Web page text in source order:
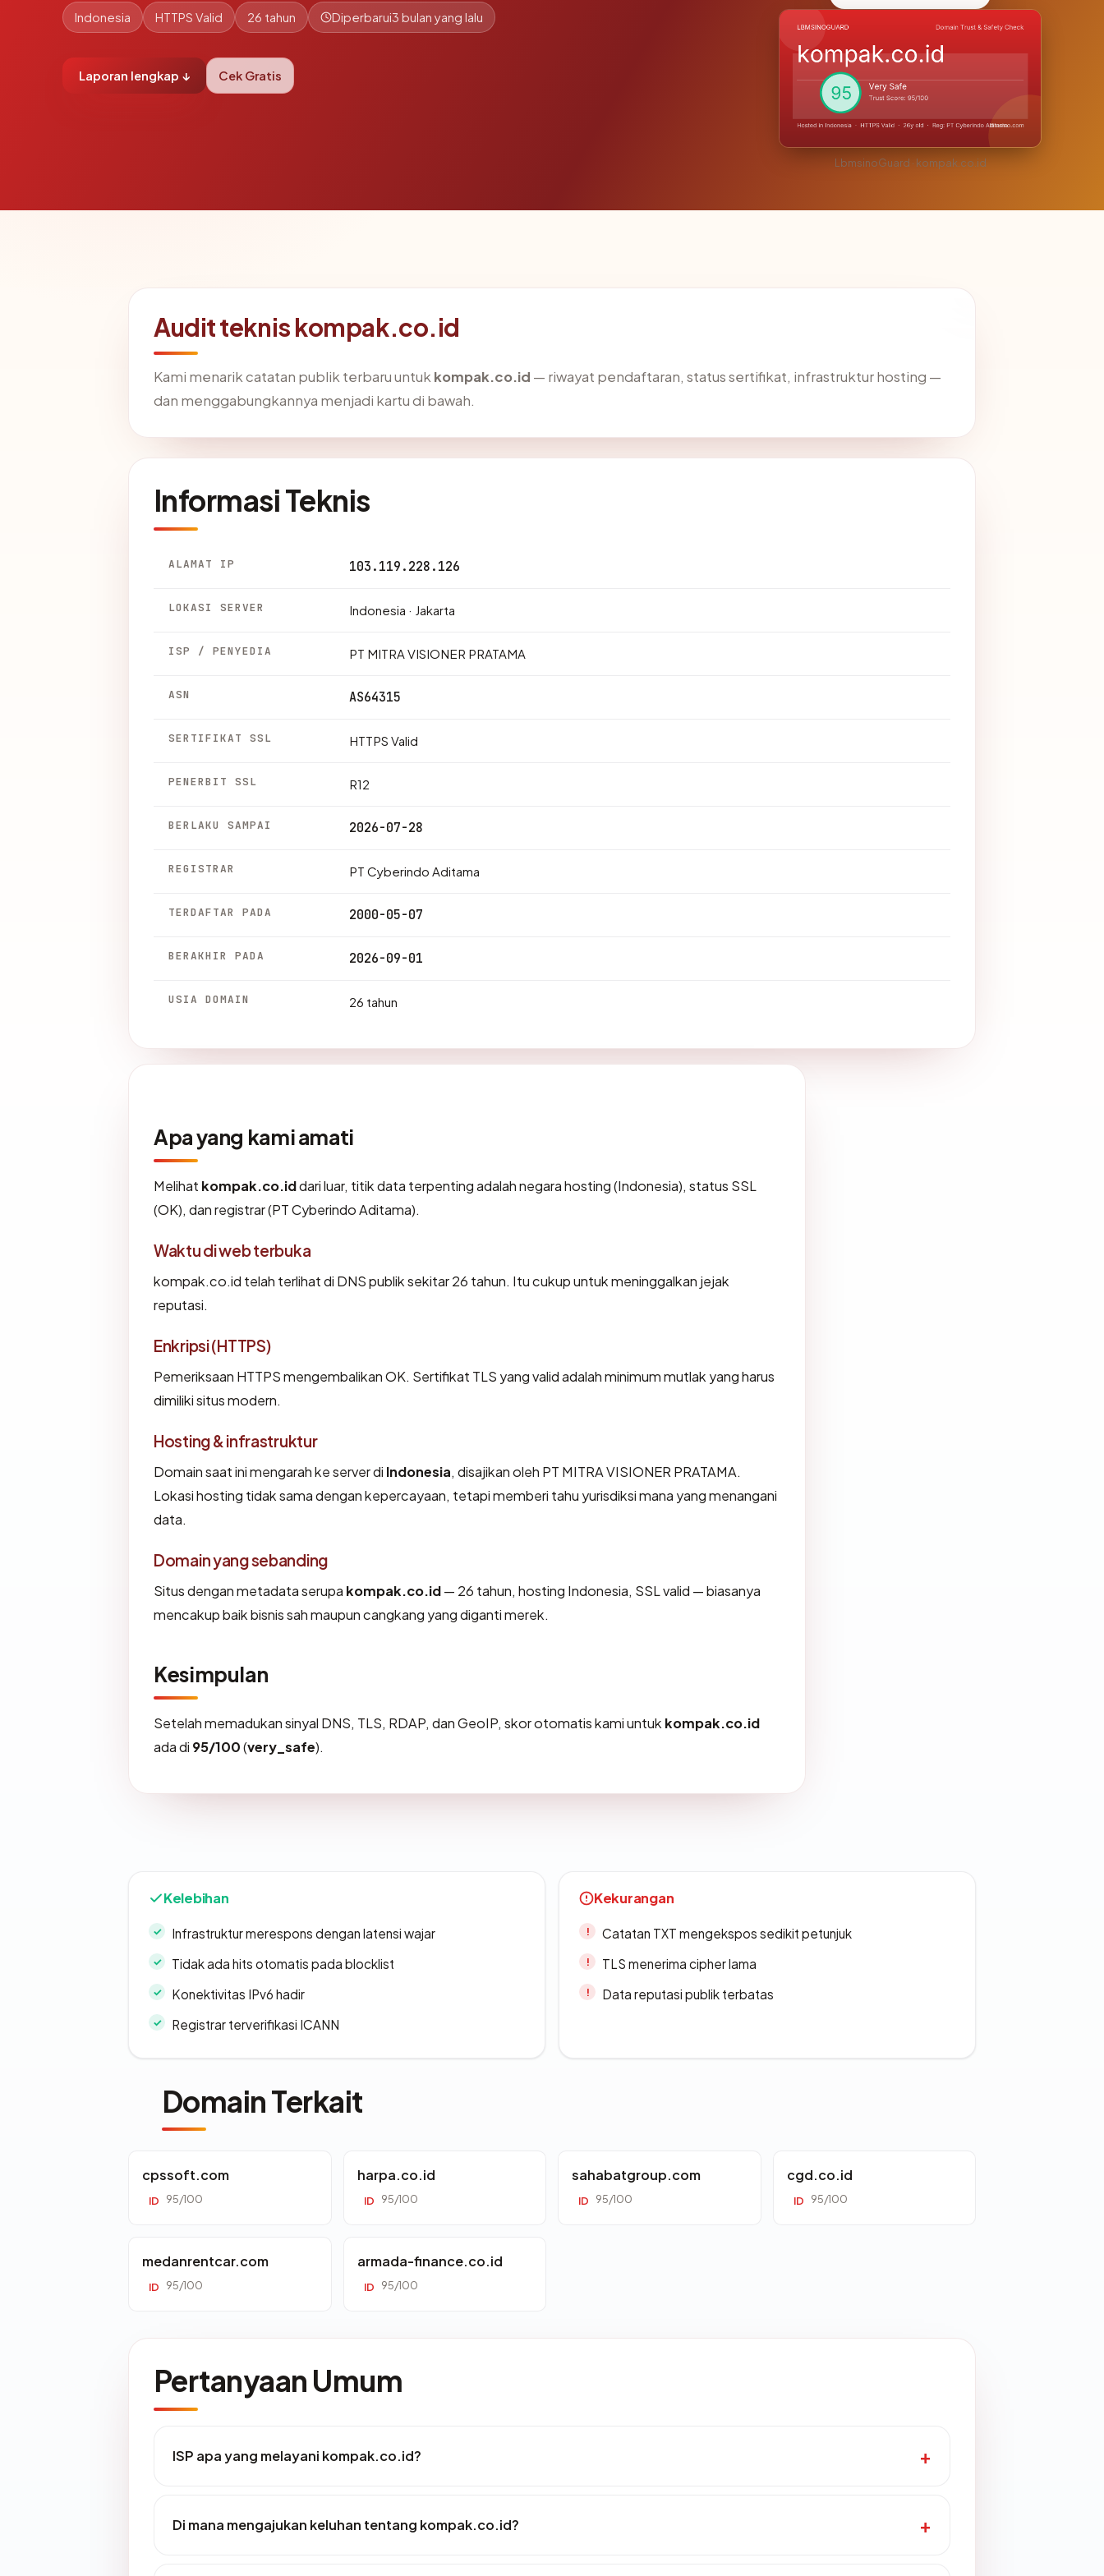
Indonesia HTTPS Valid 26 tahun Diperbarui3 bulan yang lalu
Laporan lengkap ↓ Cek Gratis
LbmsinoGuard · kompak.co.id
Audit teknis kompak.co.id
Kami menarik catatan publik terbaru untuk kompak.co.id — riwayat pendaftaran, status sertifikat, infrastruktur hosting —
dan menggabungkannya menjadi kartu di bawah.
Informasi Teknis
ALAMAT IP 103.119.228.126
LOKASI SERVER Indonesia · Jakarta
ISP / PENYEDIA PT MITRA VISIONER PRATAMA
ASN AS64315
SERTIFIKAT SSL HTTPS Valid
PENERBIT SSL R12
BERLAKU SAMPAI 2026-07-28
REGISTRAR PT Cyberindo Aditama
TERDAFTAR PADA 2000-05-07
BERAKHIR PADA 2026-09-01
USIA DOMAIN 26 tahun
Apa yang kami amati
Melihat kompak.co.iddari luar, titik data terpenting adalah negara hosting (Indonesia), status SSL
(OK), dan registrar (PT Cyberindo Aditama).
Waktu di web terbuka
kompak.co.id telah terlihat di DNS publik sekitar 26 tahun. Itu cukup untuk meninggalkan jejak
reputasi.
Enkripsi (HTTPS)
Pemeriksaan HTTPS mengembalikan OK. Sertifikat TLS yang valid adalah minimum mutlak yang harus
dimiliki situs modern.
Hosting & infrastruktur
Domain saat ini mengarah ke server di Indonesia, disajikan oleh PT MITRA VISIONER PRATAMA.
Lokasi hosting tidak sama dengan kepercayaan, tetapi memberi tahu yurisdiksi mana yang menangani
data.
Domain yang sebanding
Situs dengan metadata serupa kompak.co.id— 26 tahun, hosting Indonesia, SSL valid — biasanya
mencakup baik bisnis sah maupun cangkang yang diganti merek.
Kesimpulan
Setelah memadukan sinyal DNS, TLS, RDAP, dan GeoIP, skor otomatis kami untuk kompak.co.id
ada di 95/100(very_safe).
Kelebihan
Infrastruktur merespons dengan latensi wajar
Tidak ada hits otomatis pada blocklist
Konektivitas IPv6 hadir
Registrar terverifikasi ICANN
Kekurangan
Catatan TXT mengekspos sedikit petunjuk
TLS menerima cipher lama
Data reputasi publik terbatas
Domain Terkait
cpssoft.com
ID 95/100
harpa.co.id
ID 95/100
sahabatgroup.com
ID 95/100
cgd.co.id
ID 95/100
medanrentcar.com
ID 95/100
armada-finance.co.id
ID 95/100
Pertanyaan Umum
ISP apa yang melayani kompak.co.id?
Di mana mengajukan keluhan tentang kompak.co.id?